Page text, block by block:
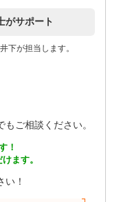
がサポート
下が担当します。
ご相談ください。
！
ます。
い！